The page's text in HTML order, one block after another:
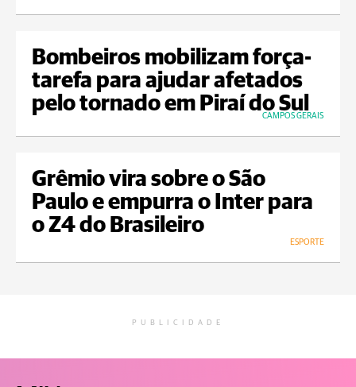
Bombeiros mobilizam força-
tarefa para ajudar afetados
pelo tornado em Piraí do Sul
CAMPOS GERAIS
Grêmio vira sobre o São
Paulo e empurra o Inter para
o Z4 do Brasileiro
ESPORTE
PUBLICIDADE